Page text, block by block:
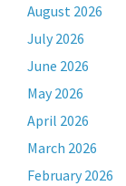
August 2026
July 2026
June 2026
May 2026
April 2026
March 2026
February 2026